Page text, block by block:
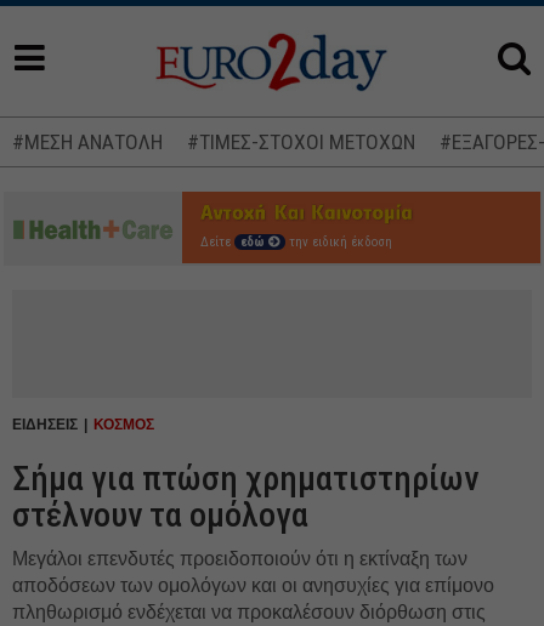
#ΜΕΣΗ ΑΝΑΤΟΛΗ #ΤΙΜΕΣ-ΣΤΟΧΟΙ ΜΕΤΟΧΩΝ
Δείτε εδώ την ειδική έκδοση
ΕΙΔΗΣΕΙΣ ΚΟΣΜΟΣ
Σήμα για πτώση χρηματιστηρίων
στέλνουν τα ομόλογα
Μεγάλοι επενδυτές προειδοποιούν ότι η εκτίναξη των
αποδόσεων των ομολόγων και οι ανησυχίες για επίμονο
πληθωρισμό ενδέχεται να προκαλέσουν διόρθωση στις